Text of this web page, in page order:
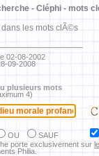
- Cléphi - mots
dans les mots clÃ©s
02-08-2002
09-2008
plusieurs mots
4)
OU
SAUF
porte exclusivement sur
Philia.